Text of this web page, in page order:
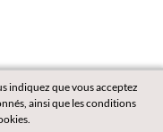
indiquez que vous acceptez
ainsi que les conditions